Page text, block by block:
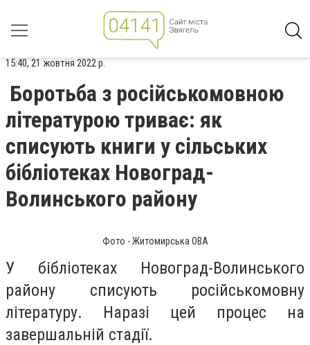
15:40, 21 жовтня 2022 р.
Боротьба з російськомовною
літературою триває: як
списують книги у сільських
бібліотеках Новоград-
Волинського району
Фото - Житомирська ОВА
У бібліотеках Новоград-Волинського
району списують російськомовну
літературу. Наразі цей процес на
завершальній стадії.